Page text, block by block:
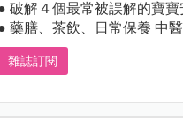
破解４個最常被誤解的寶寶
藥膳、茶飲、日常保養 中
雜誌訂閱